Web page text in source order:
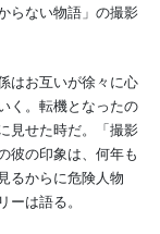
らない物語」の撮影
はお互いが徐々に心
く。転機となったの
見せた時だ。「撮影
彼の印象は、何年も
るからに危険人物
は語る。